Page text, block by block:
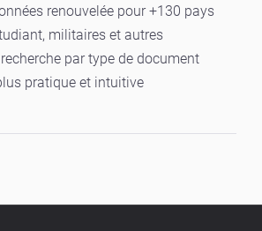
renouvelée pour +130 pays
militaires et autres
par type de document
pratique et intuitive